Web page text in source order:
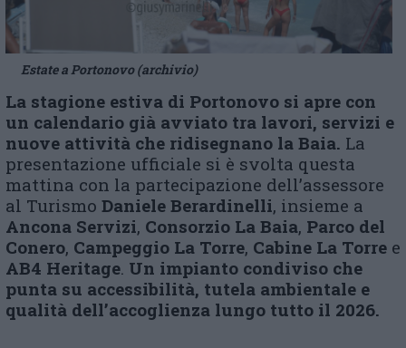
Estate a Portonovo (archivio)
La stagione estiva di Portonovo si apre con
un calendario già avviato tra lavori, servizi e
nuove attività che ridisegnano la Baia. La
presentazione ufficiale si è svolta questa
mattina con la partecipazione dell’assessore
al Turismo Daniele Berardinelli, insieme a
Ancona Servizi, Consorzio La Baia, Parco del
Conero, Campeggio La Torre, Cabine La Torre e
AB4 Heritage. Un impianto condiviso che
punta su accessibilità, tutela ambientale e
qualità dell’accoglienza lungo tutto il 2026.